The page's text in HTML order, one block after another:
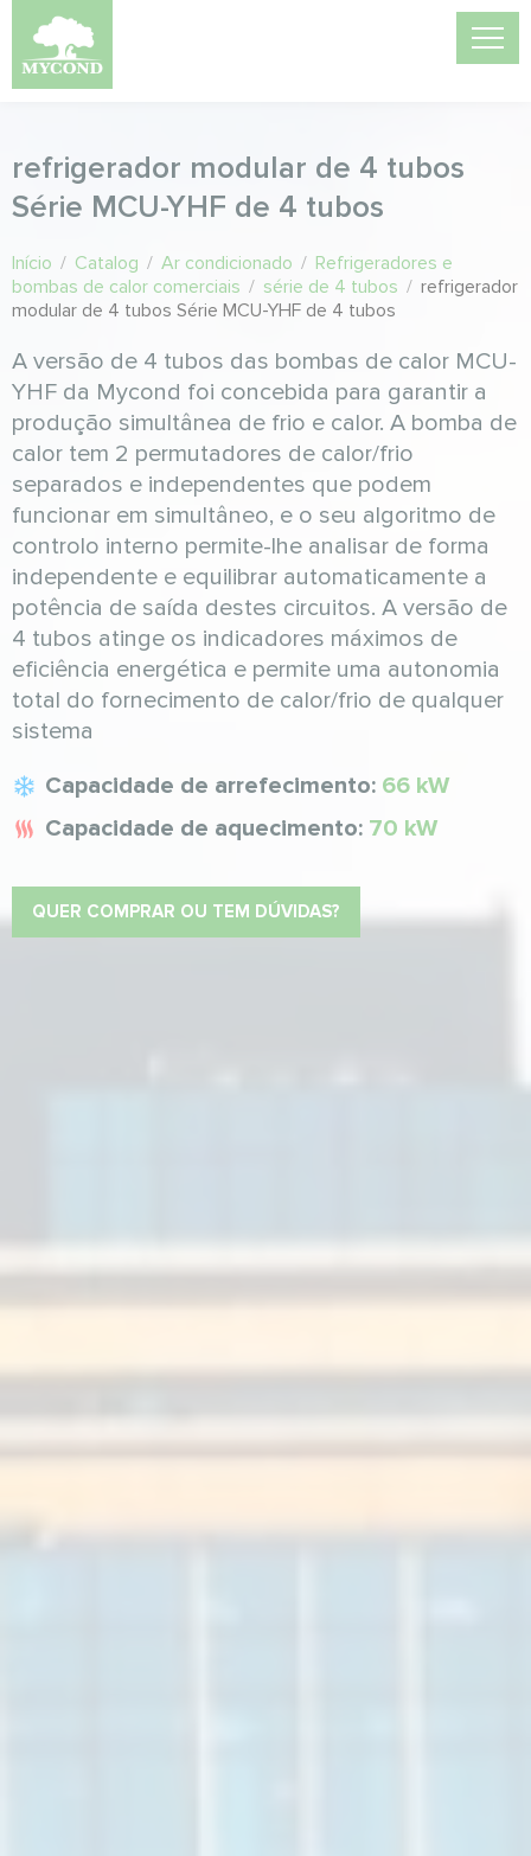
refrigerador modular de 4 tubos
Série MCU-YHF de 4 tubos
Início / Catalog / Ar condicionado / Refrigeradores e
bombas de calor comerciais / série de 4 tubos / refrigerador
modular de 4 tubos Série MCU-YHF de 4 tubos
A versão de 4 tubos das bombas de calor MCU-
YHF da Mycond foi concebida para garantir a
produção simultânea de frio e calor. A bomba de
calor tem 2 permutadores de calor/frio
separados e independentes que podem
funcionar em simultâneo, e o seu algoritmo de
controlo interno permite-lhe analisar de forma
independente e equilibrar automaticamente a
potência de saída destes circuitos. A versão de
4 tubos atinge os indicadores máximos de
eficiência energética e permite uma autonomia
total do fornecimento de calor/frio de qualquer
sistema
Capacidade de arrefecimento: 66 kW
Capacidade de aquecimento: 70 kW
QUER COMPRAR OU TEM DÚVIDAS?